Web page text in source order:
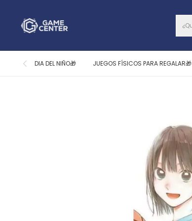
DIA DEL NIÑO🎁 JUEGOS FÍSICOS PARA REGALAR🎁